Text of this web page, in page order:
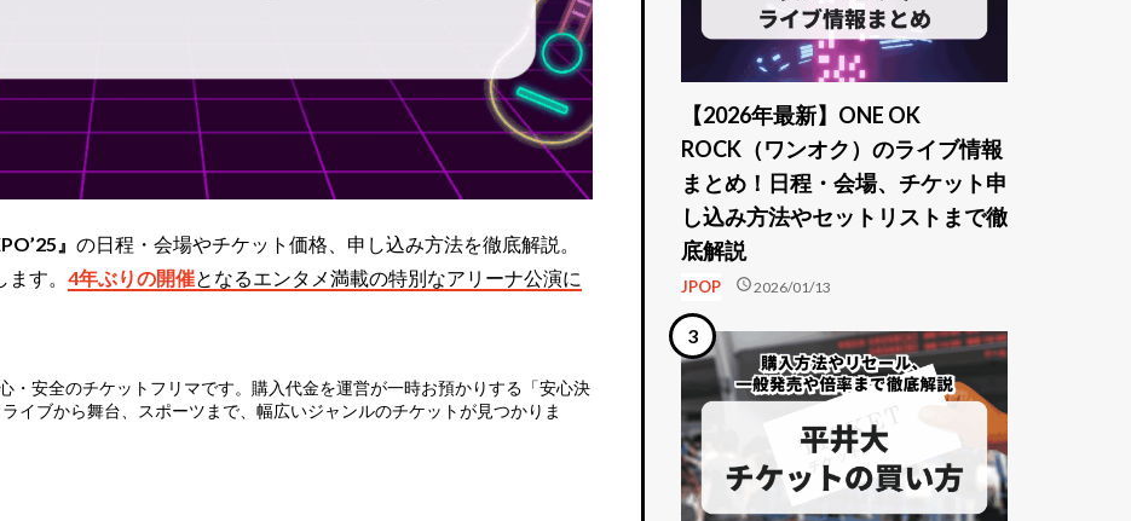
』 の日程・会場やチケット価格、申し込み方法を徹底解説。
す。 4年ぶりの開催となるエンタメ満載の特別なアリーナ公演に
・安全のチケットフリマです。購入代金を運営が一時お預かりする「安心決
イブから舞台、スポーツまで、幅広いジャンルのチケットが見つかりま
【2026年最新】ONE OK
ROCK（ワンオク）のライブ情報
まとめ！日程・会場、チケット申
し込み方法やセットリストまで徹
底解説
JPOP schedule2026/01/13